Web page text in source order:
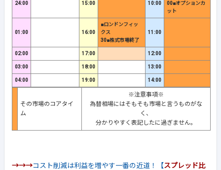
24:00 15:00 10:00
00■オプションカ
ット
01:00 16:00
■ロンドンフィッ
クス
30■株式市場終了
11:00
02:00 17:00 12:00
03:00 18:00 13:00
04:00 19:00 14:00
その市場のコアタイ
ム
※注意事項※
為替相場にはそもそも市場と言うものがな
く、
分かりやすく表記したに過ぎません。
→→→コスト削減は利益を増やす一番の近道！【スプレッド比